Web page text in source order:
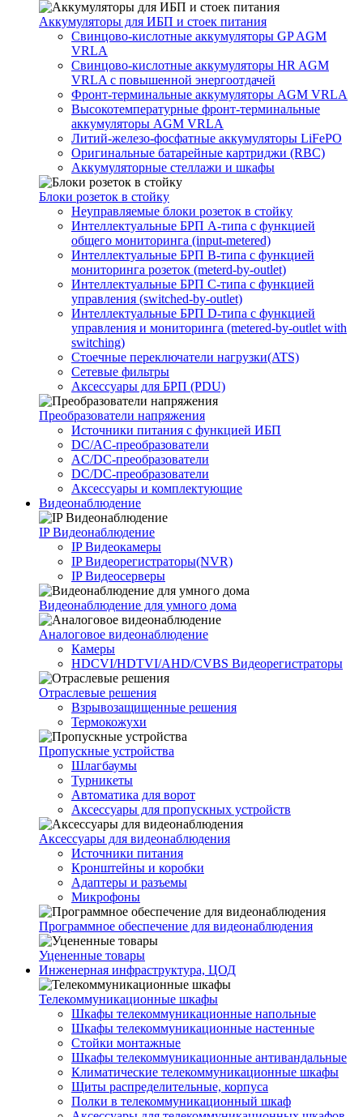
Аккумуляторы для ИБП и стоек питания
Свинцово-кислотные аккумуляторы GP AGM
VRLA
Свинцово-кислотные аккумуляторы HR AGM
VRLA с повышенной энергоотдачей
Фронт-терминальные аккумуляторы AGM VRLA
Высокотемпературные фронт-терминальные
аккумуляторы AGM VRLA
Литий-железо-фосфатные аккумуляторы LiFePO
Оригинальные батарейные картриджи (RBC)
Аккумуляторные стеллажи и шкафы
Блоки розеток в стойку
Неуправляемые блоки розеток в стойку
Интеллектуальные БРП А-типа с функцией
общего мониторинга (input-metered)
Интеллектуальные БРП B-типа с функцией
мониторинга розеток (meterd-by-outlet)
Интеллектуальные БРП C-типа с функцией
управления (switched-by-outlet)
Интеллектуальные БРП D-типа с функцией
управления и мониторинга (metered-by-outlet with
switching)
Стоечные переключатели нагрузки(ATS)
Сетевые фильтры
Аксессуары для БРП (PDU)
Преобразователи напряжения
Источники питания c функцией ИБП
DC/AC-преобразователи
AC/DC-преобразователи
DC/DC-преобразователи
Аксессуары и комплектующие
Видеонаблюдение
IP Видеонаблюдение
IP Видеокамеры
IP Видеорегистраторы(NVR)
IP Видеосерверы
Видеонаблюдение для умного дома
Аналоговое видеонаблюдение
Камеры
HDCVI/HDTVI/AHD/CVBS Видеорегистраторы
Отраслевые решения
Взрывозащищенные решения
Термокожухи
Пропускные устройства
Шлагбаумы
Турникеты
Автоматика для ворот
Аксессуары для пропускных устройств
Аксессуары для видеонаблюдения
Источники питания
Кронштейны и коробки
Адаптеры и разъемы
Микрофоны
Программное обеспечение для видеонаблюдения
Уцененные товары
Инженерная инфраструктура, ЦОД
Телекоммуникационные шкафы
Шкафы телекоммуникационные напольные
Шкафы телекоммуникационные настенные
Стойки монтажные
Шкафы телекоммуникационные антивандальные
Климатические телекоммуникационные шкафы
Щиты распределительные, корпуса
Полки в телекоммуникационный шкаф